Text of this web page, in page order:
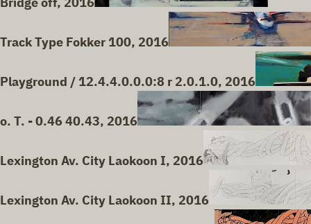
Track Type Fokker 100, 2016
Playground / 12.4.4.0.0.0:8 r 2.0.1.0, 2016
o. T. - 0.46 40.43, 2016
Lexington Av. City Laokoon I, 2016
Lexington Av. City Laokoon II, 2016